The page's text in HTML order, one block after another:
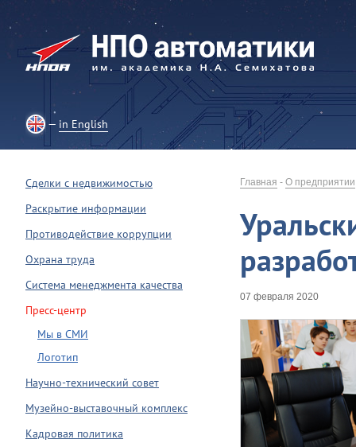
in English
Главная - О предприятии
07 февраля 2020
Сделки с недвижимостью
Раскрытие информации
Противодействие коррупции
Охрана труда
Система менеджмента качества
Пресс-центр
Мы в СМИ
Логотип
Научно-технический совет
Музейно-выставочный комплекс
Кадровая политика